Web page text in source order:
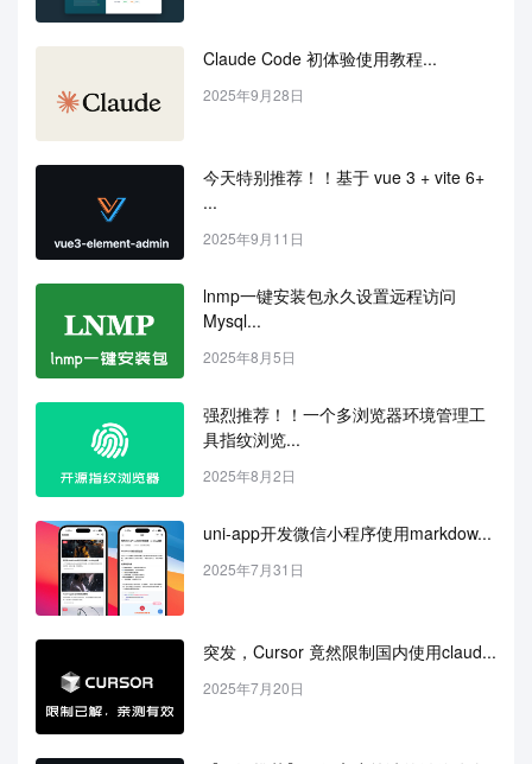
Claude Code 初体验使用教程...
2025年9月28日
今天特别推荐！！基于 vue 3 + vite 6+
...
2025年9月11日
lnmp一键安装包永久设置远程访问
Mysql...
2025年8月5日
强烈推荐！！一个多浏览器环境管理工
具指纹浏览...
2025年8月2日
uni-app开发微信小程序使用markdow...
2025年7月31日
突发，Cursor 竟然限制国内使用claud...
2025年7月20日